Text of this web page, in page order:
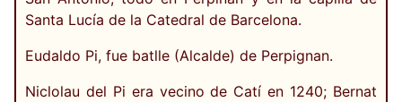
Santa Lucía de la Catedral de Barcelona.
Eudaldo Pi, fue batlle (Alcalde) de Perpignan.
Niclolau del Pi era vecino de Catí en 1240; Bernat